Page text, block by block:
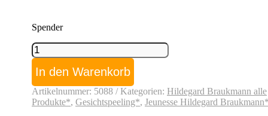
Spender
AHA
Frucht
Peelingmaske
Menge
In den Warenkorb
Artikelnummer: 5088 Kategorien: Hildegard Braukmann alle
Produkte*, Gesichtspeeling*, Jeunesse Hildegard